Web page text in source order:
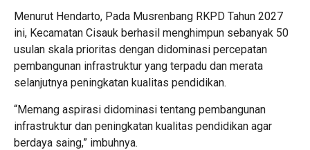
Menurut Hendarto, Pada Musrenbang RKPD Tahun 2027
ini, Kecamatan Cisauk berhasil menghimpun sebanyak 50
usulan skala prioritas dengan didominasi percepatan
pembangunan infrastruktur yang terpadu dan merata
selanjutnya peningkatan kualitas pendidikan.
“Memang aspirasi didominasi tentang pembangunan
infrastruktur dan peningkatan kualitas pendidikan agar
berdaya saing,” imbuhnya.